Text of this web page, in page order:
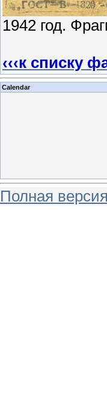
1942 год.
‹‹‹к списку
Calendar
Полная